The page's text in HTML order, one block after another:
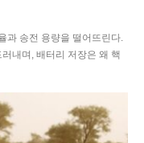
과 송전 용량을 떨어뜨린다.
내며, 배터리 저장은 왜 핵